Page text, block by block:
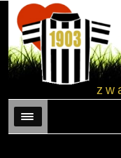
Menu